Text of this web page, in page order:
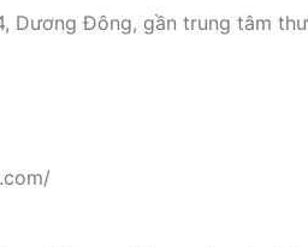
Dương Đông, gần trung tâm